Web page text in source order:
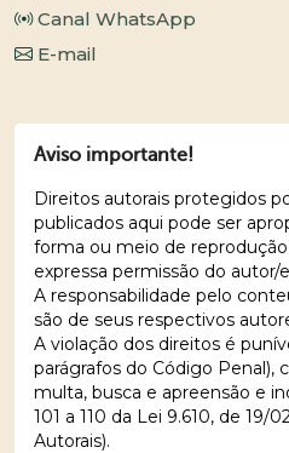
Canal WhatsApp
E-mail
Aviso importante!
Direitos autorais protegidos
publicados aqui pode ser
forma ou meio de
expressa permissão do autor/
A responsabilidade pelo
são de seus respectivos
A violação dos direitos é
parágrafos do Código Penal),
multa, busca e apreensão e
101 a 110 da Lei 9.610, de 19/
Autorais).